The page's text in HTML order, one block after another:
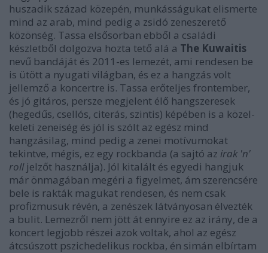
huszadik század közepén, munkásságukat elismerte
mind az arab, mind pedig a zsidó zeneszerető
közönség. Tassa elsősorban ebből a családi
készletből dolgozva hozta tető alá a The Kuwaitis
nevű bandáját és 2011-es lemezét, ami rendesen be
is ütött a nyugati világban, és ez a hangzás volt
jellemző a koncertre is. Tassa erőteljes frontember,
és jó gitáros, persze megjelent élő hangszeresek
(hegedűs, csellós, citerás, szintis) képében is a közel-
keleti zeneiség és jól is szólt az egész mind
hangzásilag, mind pedig a zenei motívumokat
tekintve, mégis, ez egy rockbanda (a sajtó az irak 'n'
rolljelzőt használja). Jól kitalált és egyedi hangjuk
már önmagában megéri a figyelmet, ám szerencsére
bele is rakták magukat rendesen, és nem csak
profizmusuk révén, a zenészek látványosan élvezték
a bulit. Lemezről nem jött át ennyire ez az irány, de a
koncert legjobb részei azok voltak, ahol az egész
átcsúszott pszichedelikus rockba, én simán elbírtam